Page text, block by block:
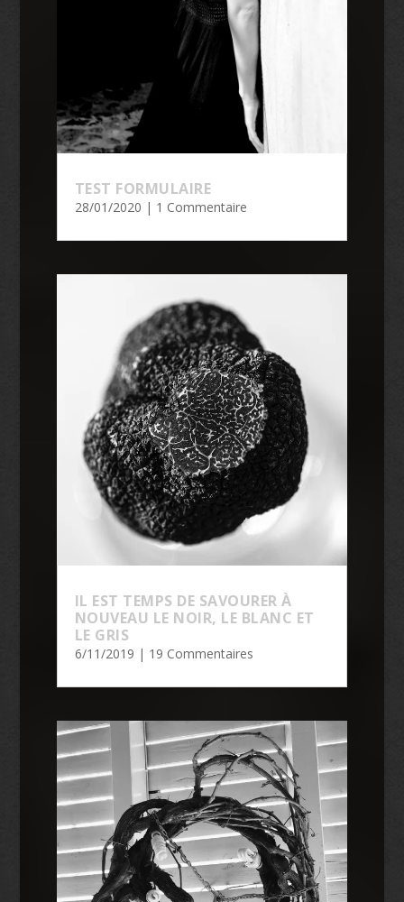
TEST FORMULAIRE
28/01/2020 | 1 Commentaire
IL EST TEMPS DE SAVOURER À
NOUVEAU LE NOIR, LE BLANC ET
LE GRIS
6/11/2019 | 19 Commentaires